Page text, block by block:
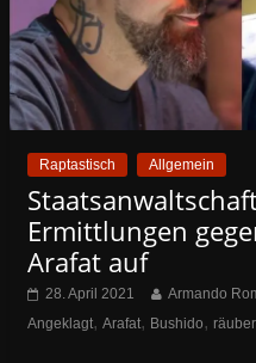
Raptastisch Allgemein
Ermittlungen
Arafat auf
28. April 2021 Armando
Angeklagt, Arafat, Bushido,